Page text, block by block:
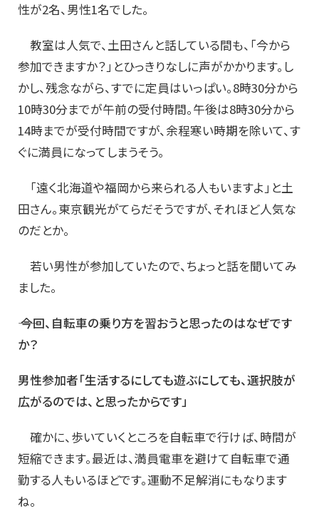
性が2名、男性1名でした。
教室は人気で、土田さんと話している間も、「今から
参加できますか？」とひっきりなしに声がかかります。し
かし、残念ながら、すでに定員はいっぱい。8時30分から
10時30分までが午前の受付時間。午後は8時30分から
14時までが受付時間ですが、余程寒い時期を除いて、す
ぐに満員になってしまうそう。
「遠く北海道や福岡から来られる人もいますよ」と土
田さん。東京観光がてらだそうですが、それほど人気な
のだとか。
若い男性が参加していたので、ちょっと話を聞いてみ
ました。
―― 今回、自転車の乗り方を習おうと思ったのはなぜです
か？
男性参加者「生活するにしても遊ぶにしても、選択肢が
広がるのでは、と思ったからです」
確かに、歩いていくところを自転車で行けば、時間が
短縮できます。最近は、満員電車を避けて自転車で通
勤する人もいるほどです。運動不足解消にもなります
ね。